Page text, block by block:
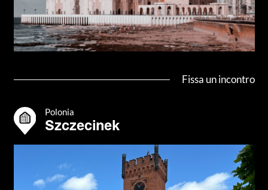
Fissa un incontro
Polonia
Szczecinek